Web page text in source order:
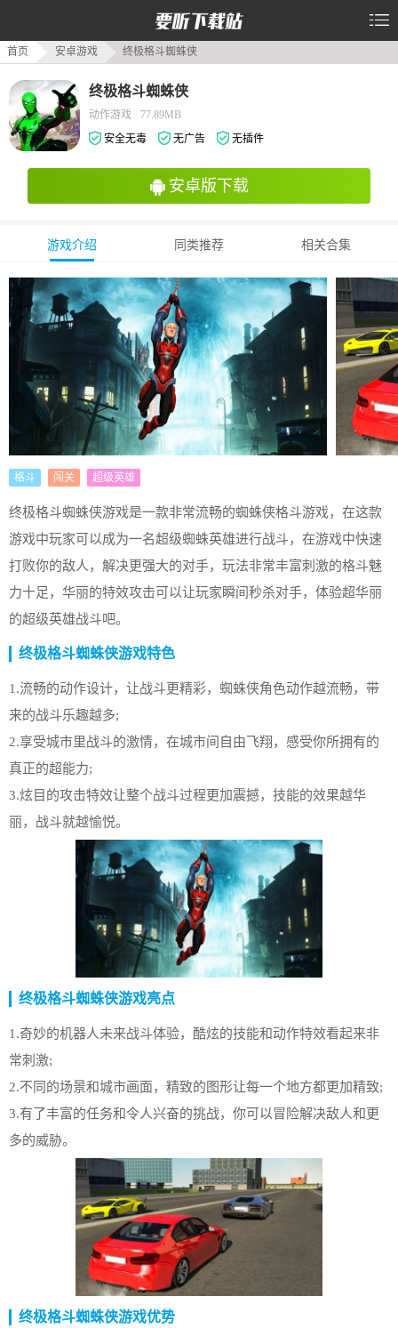
首页 安卓游戏 终极格斗蜘蛛侠
终极格斗蜘蛛侠
动作游戏
77.89MB
安全无毒
无广告 无插件
安卓版下载
游戏介绍 同类推荐 相关合集
格斗 闯关 超级英雄
终极格斗蜘蛛侠游戏是一款非常流畅的蜘蛛侠格斗游戏，在这款
游戏中玩家可以成为一名超级蜘蛛英雄进行战斗，在游戏中快速
打败你的敌人，解决更强大的对手，玩法非常丰富刺激的格斗魅
力十足，华丽的特效攻击可以让玩家瞬间秒杀对手，体验超华丽
的超级英雄战斗吧。
终极格斗蜘蛛侠游戏特色
1.流畅的动作设计，让战斗更精彩，蜘蛛侠角色动作越流畅，带
来的战斗乐趣越多;
2.享受城市里战斗的激情，在城市间自由飞翔，感受你所拥有的
真正的超能力;
3.炫目的攻击特效让整个战斗过程更加震撼，技能的效果越华
丽，战斗就越愉悦。
终极格斗蜘蛛侠游戏亮点
1.奇妙的机器人未来战斗体验，酷炫的技能和动作特效看起来非
常刺激;
2.不同的场景和城市画面，精致的图形让每一个地方都更加精致;
3.有了丰富的任务和令人兴奋的挑战，你可以冒险解决敌人和更
多的威胁。
终极格斗蜘蛛侠游戏优势